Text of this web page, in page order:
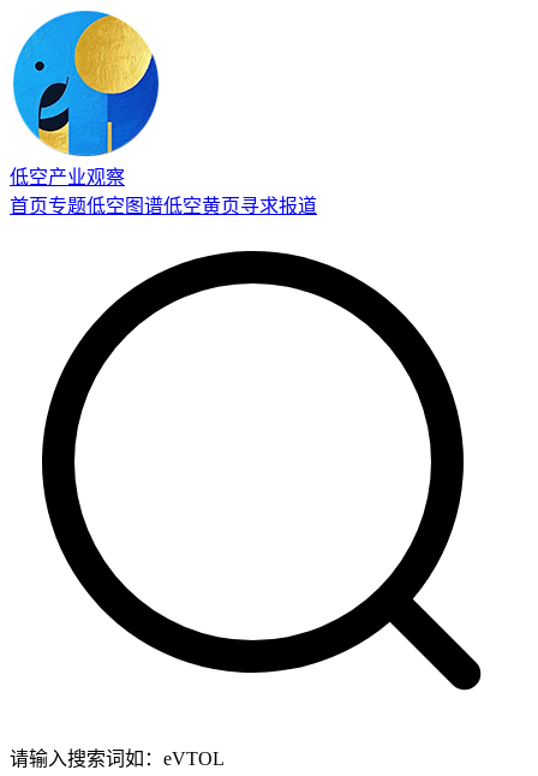
低空产业观察
首页专题低空图谱低空黄页寻求报道
请输入搜索词如：eVTOL